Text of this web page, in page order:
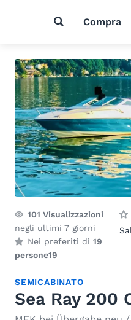
Compra
101 Visualizzazioni
negli ultimi 7 giorni
Nei preferiti di 19
persone19
SEMICABINATO
Sea Ray 200